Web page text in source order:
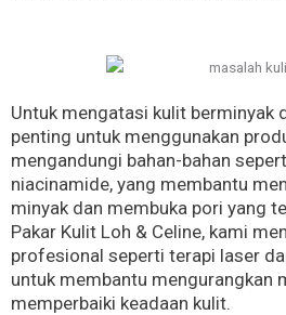
Untuk mengatasi kulit berminyak
penting untuk menggunakan
mengandungi bahan-bahan
niacinamide, yang membantu
minyak dan membuka pori yang
Pakar Kulit Loh & Celine, kami
profesional seperti terapi laser
untuk membantu mengurangkan
memperbaiki keadaan kulit.